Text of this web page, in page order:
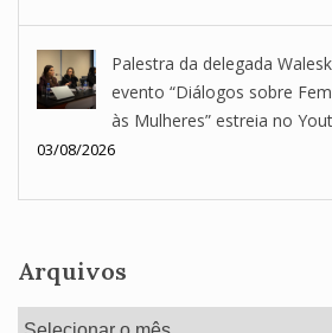
Palestra da delegada
evento “Diálogos sobre
às Mulheres” estreia no
03/08/2026
Arquivos
Arquivos